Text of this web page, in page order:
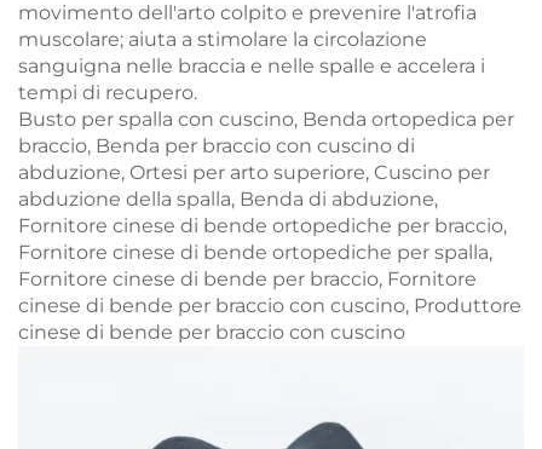
movimento dell'arto colpito e prevenire l'atrofia
muscolare; aiuta a stimolare la circolazione
sanguigna nelle braccia e nelle spalle e accelera i
tempi di recupero.
Busto per spalla con cuscino, Benda ortopedica per
braccio, Benda per braccio con cuscino di
abduzione, Ortesi per arto superiore, Cuscino per
abduzione della spalla, Benda di abduzione,
Fornitore cinese di bende ortopediche per braccio,
Fornitore cinese di bende ortopediche per spalla,
Fornitore cinese di bende per braccio, Fornitore
cinese di bende per braccio con cuscino, Produttore
cinese di bende per braccio con cuscino